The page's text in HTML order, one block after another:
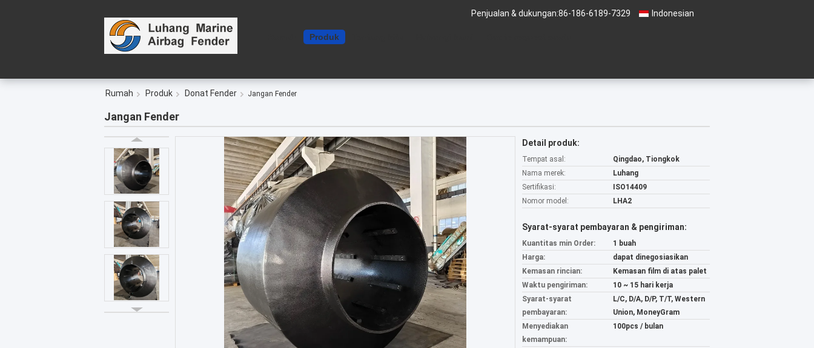
Indonesian
Penjualan & dukungan:86-186-6189-7329
Produk
Rumah Produk Donat Fender Jangan Fender
Jangan Fender
Detail produk:
Tempat asal:
Qingdao, Tiongkok
Nama merek:
Luhang
Sertifikasi:
ISO14409
Nomor model:
LHA2
Syarat-syarat pembayaran & pengiriman:
Kuantitas min Order:
1 buah
Harga:
dapat dinegosiasikan
Kemasan rincian:
Kemasan film di atas palet
Waktu pengiriman:
10 ~ 15 hari kerja
Syarat-syarat
pembayaran:
L/C, D/A, D/P, T/T, Western
Union, MoneyGram
Menyediakan
kemampuan:
100pcs / bulan